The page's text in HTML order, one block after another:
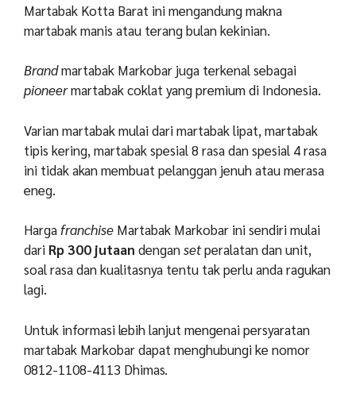
Martabak Kotta Barat ini mengandung makna
martabak manis atau terang bulan kekinian.
Brandmartabak Markobar juga terkenal sebagai
pioneermartabak coklat yang premium di Indonesia.
Varian martabak mulai dari martabak lipat, martabak
tipis kering, martabak spesial 8 rasa dan spesial 4 rasa
ini tidak akan membuat pelanggan jenuh atau merasa
eneg.
Hargafranchise Martabak Markobar ini sendiri mulai
dari Rp 300 jutaan dengansetperalatan dan unit,
soal rasa dan kualitasnya tentu tak perlu anda ragukan
lagi.
Untuk informasi lebih lanjut mengenai persyaratan
martabak Markobar dapat menghubungi ke nomor
0812-1108-4113 Dhimas.